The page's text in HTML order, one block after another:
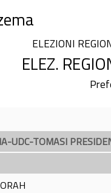
ELEZIONI
ELEZ.
UDC-TOMASI